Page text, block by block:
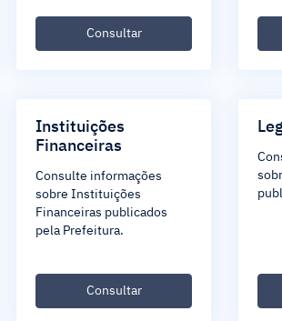
Consultar
Instituições
Financeiras
Consulte informações
sobre Instituições
Financeiras publicados
pela Prefeitura.
Consultar